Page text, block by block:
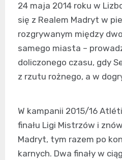
24 maja 2014 roku w
się z Realem Madryt w
rozgrywanym między
samego miasta –
doliczonego czasu, gdy
z rzutu rożnego, a w
W kampanii 2015/16
finału Ligi Mistrzów i
Madryt, tym razem po
karnych. Dwa finały w